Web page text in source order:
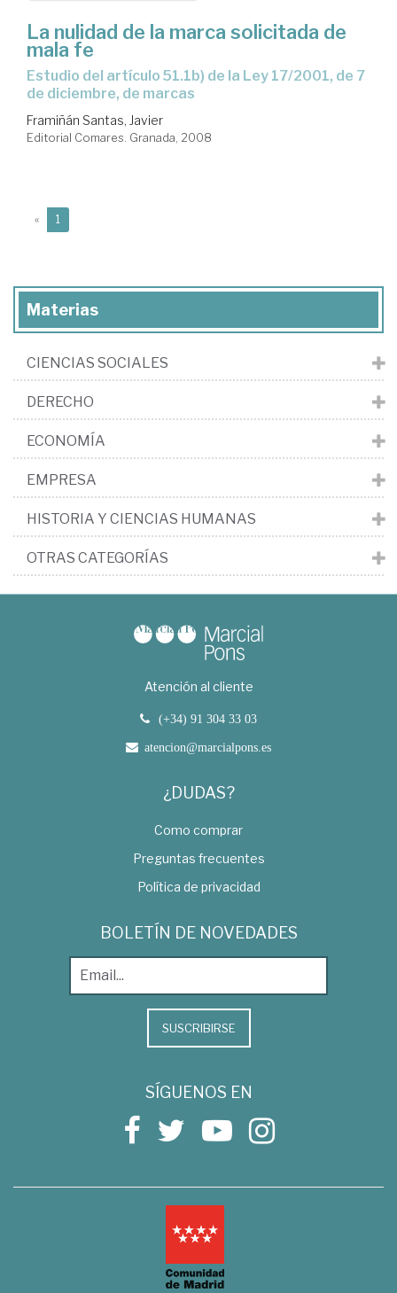
La nulidad de la marca solicitada de
mala fe
estudio del artículo 51.1b) de la Ley 17/2001, de 7
de diciembre, de marcas
Framiñán Santas, Javier
Editorial Comares. Granada, 2008
« 1
Materias
CIENCIAS SOCIALES
DERECHO
ECONOMÍA
EMPRESA
HISTORIA Y CIENCIAS HUMANAS
OTRAS CATEGORÍAS
Atención al cliente
(+34) 91 304 33 03
atencion@marcialpons.es
¿DUDAS?
Como comprar
Preguntas frecuentes
Política de privacidad
BOLETÍN DE NOVEDADES
SUSCRIBIRSE
SÍGUENOS EN